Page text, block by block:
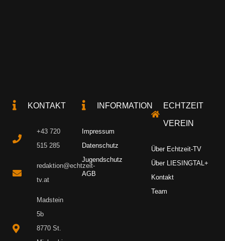
KONTAKT
+43 720
515 285
redaktion@echtzeit-
tv.at
Madstein
5b
8770 St.
INFORMATION
Impressum
Datenschutz
Jugendschutz
AGB
ECHTZEIT
VEREIN
Über Echtzeit-TV
Über LIESINGTAL+
Kontakt
Team